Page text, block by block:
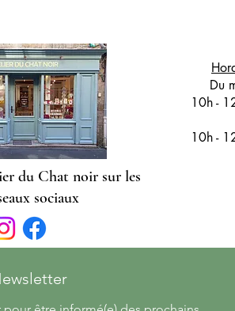
Du
10h -
10h -
du Chat noir sur les
sociaux